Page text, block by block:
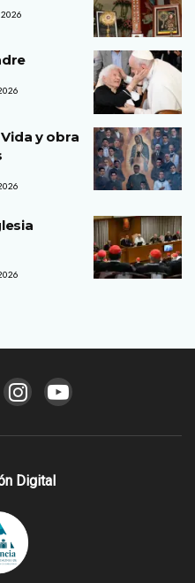
2026
y obra
Digital